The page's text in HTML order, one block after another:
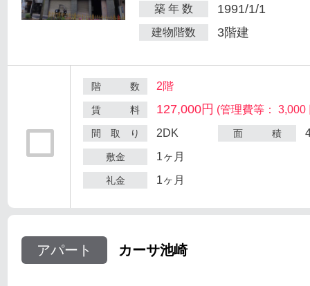
築 年 数 1991/1/1
建物階数 3階建
階 数 2階
賃 料 127,000円 (管理費等： 3,000
間 取 り 2DK 面 積
敷金 1ヶ月
礼金 1ヶ月
アパート カーサ池崎